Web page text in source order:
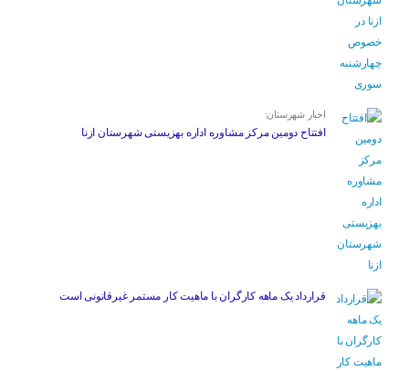
اخبار شهرستان:
افتتاح دومین مرکز مشاوره اداره بهزیستی شهرستان ازنا
قرارداد یک ماهه کارگران با ماهیت کار مستمر غیرقانونی است